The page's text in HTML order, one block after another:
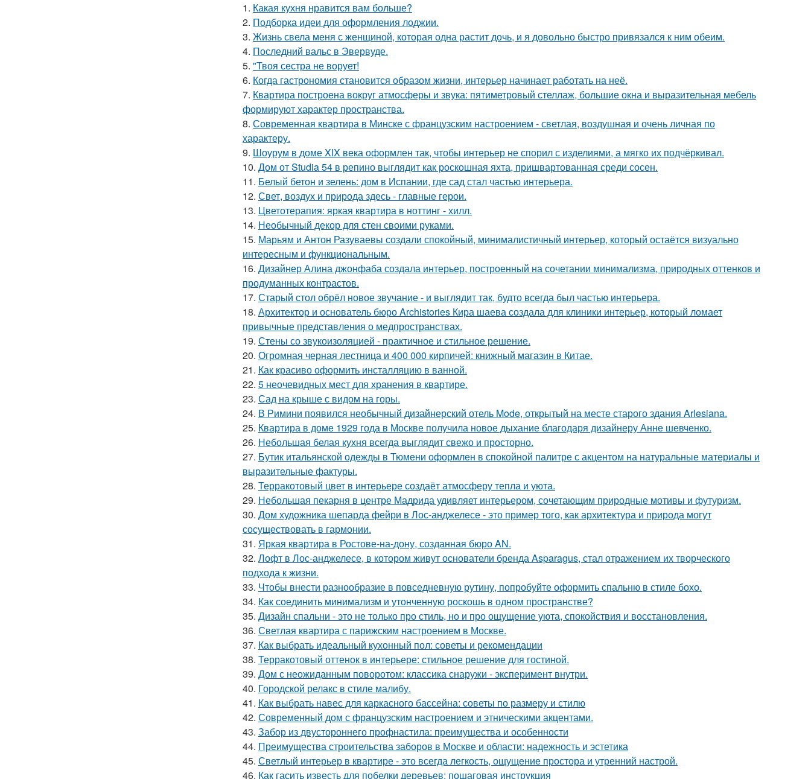
1. Какая кухня нравится вам больше?
2. Подборка идеи для оформления лоджии.
3. Жизнь свела меня с женщиной, которая одна растит дочь, и я довольно быстро привязался к ним обеим.
4. Последний вальс в Эвервуде.
5. "Твоя сестра не ворует!
6. Когда гастрономия становится образом жизни, интерьер начинает работать на неё.
7. Квартира построена вокруг атмосферы и звука: пятиметровый стеллаж, большие окна и выразительная мебель
формируют характер пространства.
8. Современная квартира в Минске с французским настроением - светлая, воздушная и очень личная по
характеру.
9. Шоурум в доме XIX века оформлен так, чтобы интерьер не спорил с изделиями, а мягко их подчёркивал.
10. Дом от Studia 54 в репино выглядит как роскошная яхта, пришвартованная среди сосен.
11. Белый бетон и зелень: дом в Испании, где сад стал частью интерьера.
12. Свет, воздух и природа здесь - главные герои.
13. Цветотерапия: яркая квартира в ноттинг - хилл.
14. Необычный декор для стен своими руками.
15. Марьям и Антон Разуваевы создали спокойный, минималистичный интерьер, который остаётся визуально
интересным и функциональным.
16. Дизайнер Алина джонфаба создала интерьер, построенный на сочетании минимализма, природных оттенков и
продуманных контрастов.
17. Старый стол обрёл новое звучание - и выглядит так, будто всегда был частью интерьера.
18. Архитектор и основатель бюро Archistories Кира шаева создала для клиники интерьер, который ломает
привычные представления о медпространствах.
19. Стены со звукоизоляцией - практичное и стильное решение.
20. Огромная черная лестница и 400 000 кирпичей: книжный магазин в Китае.
21. Как красиво оформить инсталляцию в ванной.
22. 5 неочевидных мест для хранения в квартире.
23. Сад на крыше с видом на горы.
24. В Римини появился необычный дизайнерский отель Mode, открытый на месте старого здания Arlesiana.
25. Квартира в доме 1929 года в Москве получила новое дыхание благодаря дизайнеру Анне шевченко.
26. Небольшая белая кухня всегда выглядит свежо и просторно.
27. Бутик итальянской одежды в Тюмени оформлен в спокойной палитре с акцентом на натуральные материалы и
выразительные фактуры.
28. Терракотовый цвет в интерьере создаёт атмосферу тепла и уюта.
29. Небольшая пекарня в центре Мадрида удивляет интерьером, сочетающим природные мотивы и футуризм.
30. Дом художника шепарда фейри в Лос-анджелесе - это пример того, как архитектура и природа могут
сосуществовать в гармонии.
31. Яркая квартира в Ростове-на-дону, созданная бюро AN.
32. Лофт в Лос-анджелесе, в котором живут основатели бренда Asparagus, стал отражением их творческого
подхода к жизни.
33. Чтобы внести разнообразие в повседневную рутину, попробуйте оформить спальню в стиле бохо.
34. Как соединить минимализм и утонченную роскошь в одном пространстве?
35. Дизайн спальни - это не только про стиль, но и про ощущение уюта, спокойствия и восстановления.
36. Светлая квартира с парижским настроением в Москве.
37. Как выбрать идеальный кухонный пол: советы и рекомендации
38. Терракотовый оттенок в интерьере: стильное решение для гостиной.
39. Дом с неожиданным поворотом: классика снаружи - эксперимент внутри.
40. Городской релакс в стиле малибу.
41. Как выбрать навес для каркасного бассейна: советы по размеру и стилю
42. Современный дом с французским настроением и этническими акцентами.
43. Забор из двустороннего профнастила: преимущества и особенности
44. Преимущества строительства заборов в Москве и области: надежность и эстетика
45. Светлый интерьер в квартире - это всегда легкость, ощущение простора и утренний настрой.
46. Как гасить известь для побелки деревьев: пошаговая инструкция